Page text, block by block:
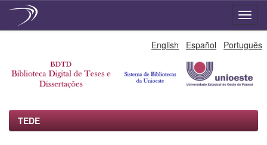
English Español Português
TEDE